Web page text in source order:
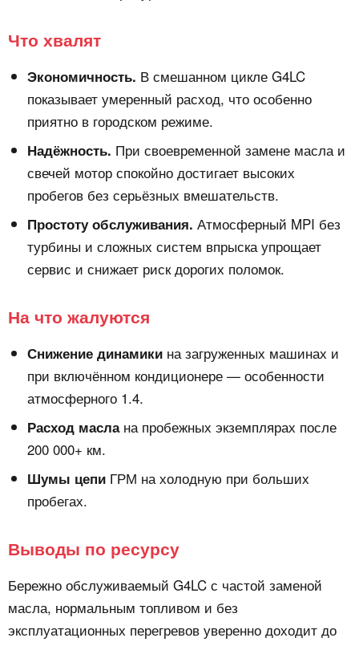
Что хвалят
Экономичность. В смешанном цикле G4LC
показывает умеренный расход, что особенно
приятно в городском режиме.
Надёжность. При своевременной замене масла и
свечей мотор спокойно достигает высоких
пробегов без серьёзных вмешательств.
Простоту обслуживания. Атмосферный MPI без
турбины и сложных систем впрыска упрощает
сервис и снижает риск дорогих поломок.
На что жалуются
Снижение динамики на загруженных машинах и
при включённом кондиционере — особенности
атмосферного 1.4.
Расход маслана пробежных экземплярах после
200 000+ км.
Шумы цепи ГРМ на холодную при больших
пробегах.
Выводы по ресурсу
Бережно обслуживаемый G4LC с частой заменой
масла, нормальным топливом и без
эксплуатационных перегревов уверенно доходит до